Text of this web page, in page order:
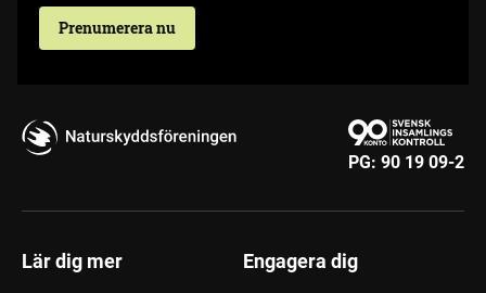
Prenumerera nu
PG: 90 19 09-2
Lär dig mer Engagera dig